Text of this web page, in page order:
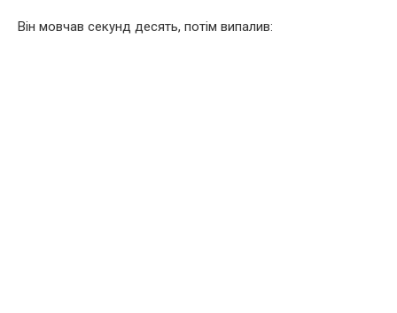
Він мовчав секунд десять, потім випалив: